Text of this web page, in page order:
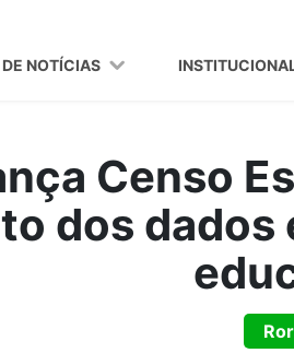
NOTÍCIAS
Censo
dos dados